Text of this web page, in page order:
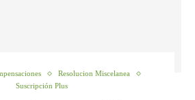
Resolucion Miscelanea
Suscripción Plus